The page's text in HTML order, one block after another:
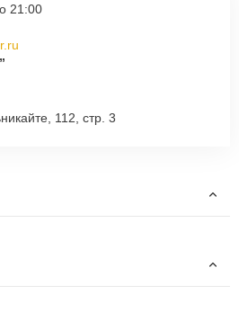
112, стр. 3
21:00